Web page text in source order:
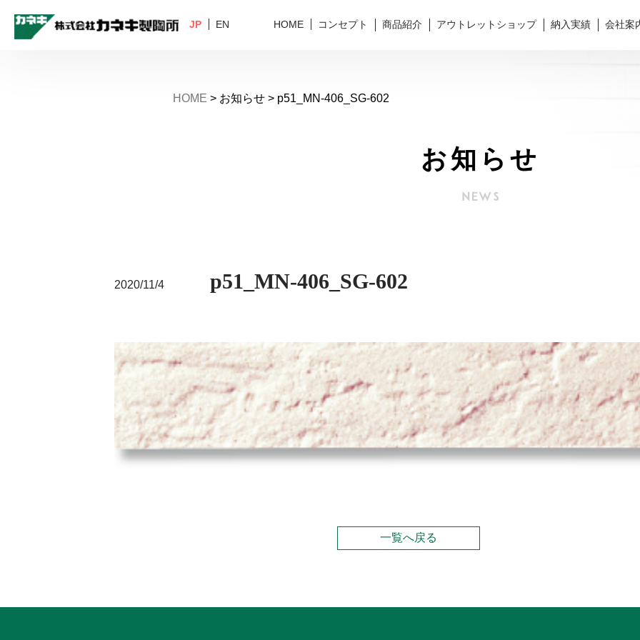
JP EN HOME コンセプト 商品紹介 アウトレットショップ 納入実績 会社案
HOME > お知らせ > p51_MN-406_SG-602
お知らせ
2020/11/4 p51_MN-406_SG-602
一覧へ戻る